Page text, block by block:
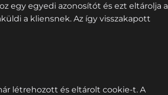
egy egyedi azonosítót és ezt eltárolja a
a kliensnek. Az így visszakapott
létrehozott és eltárolt cookie-t. A